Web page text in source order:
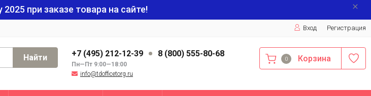
2025 при заказе товара на сайте!
Вход Регистрация
+7 (495) 212-12-39 8 (800) 555-80-68
Пн—Пт 9:00—18:00
info@tdofficetorg.ru
Найти 0 Корзина